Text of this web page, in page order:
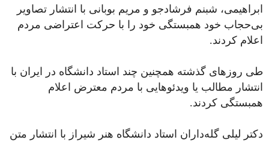
ابراهیمی، شبنم فرشادجو و مریم بوبانی با انتشار تصاویر
بی‌حجاب خود همبستگی خود را با حرکت اعتراضی مردم
اعلام کردند.
طی روزهای گذشته همچنین چند استاد دانشگاه در ایران با
انتشار مطالب یا ویدئوهایی با مردم معترض اعلام
همبستگی کردند.
دکتر لیلی گله‌داران استاد دانشگاه هنر شیراز با انتشار متن